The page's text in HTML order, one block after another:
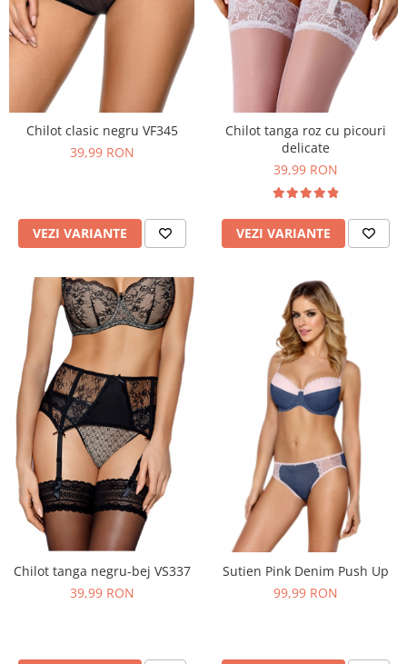
Chilot clasic negru VF345
39,99 RON
VEZI VARIANTE
Chilot tanga roz cu picouri
delicate
39,99 RON
VEZI VARIANTE
Chilot tanga negru-bej VS337
39,99 RON
Sutien Pink Denim Push Up
99,99 RON